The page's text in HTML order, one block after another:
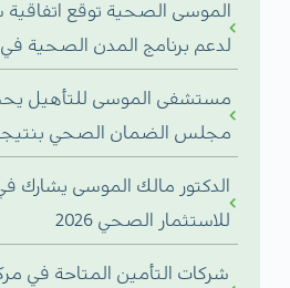
الموسى الصحية توقع
لدعم برنامج المدن الصحية في
مستشفى الموسى للتأهيل
مجلس الضمان الصحي بنتيجة
الدكتور مالك الموسى يشارك
للاستثمار الصحي 2026
شركات التأمين المتاحة في